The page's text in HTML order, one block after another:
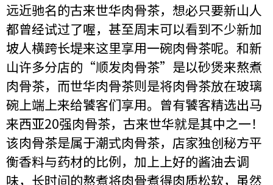
远近驰名的古来世华肉骨茶，想必只要新山人
都曾经试过了喔，甚至周末可以看到不少新加
坡人横跨长堤来这里享用一碗肉骨茶呢。和新
山许多分店的“顺发肉骨茶”是以砂煲来熬煮
肉骨茶，而世华肉骨茶则是将肉骨茶放在玻璃
碗上端上来给饕客们享用。曾有饕客精选出马
来西亚20强肉骨茶，古来世华就是其中之一！
该肉骨茶是属于潮式肉骨茶，店家独创秘方平
衡香料与药材的比例，加上上好的酱油去调
味，长时间的熬煮将肉骨煮得肉质松软，虽然